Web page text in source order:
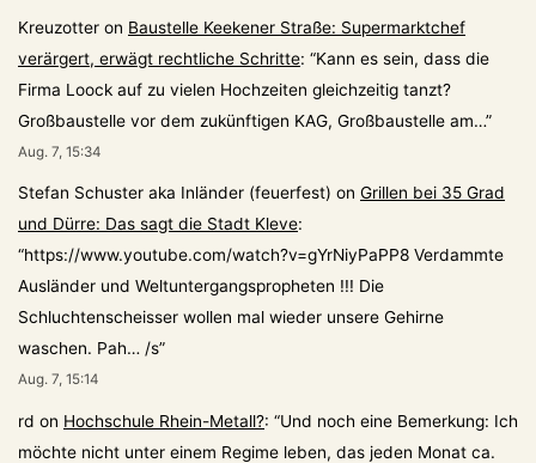
Kreuzotter on Baustelle Keekener Straße: Supermarktchef
verärgert, erwägt rechtliche Schritte: “Kann es sein, dass die
Firma Loock auf zu vielen Hochzeiten gleichzeitig tanzt?
Großbaustelle vor dem zukünftigen KAG, Großbaustelle am…”
Aug. 7, 15:34
Stefan Schuster aka Inländer (feuerfest) on Grillen bei 35 Grad
und Dürre: Das sagt die Stadt Kleve:
“https://www.youtube.com/watch?v=gYrNiyPaPP8 Verdammte
Ausländer und Weltuntergangspropheten !!! Die
Schluchtenscheisser wollen mal wieder unsere Gehirne
waschen. Pah… /s”
Aug. 7, 15:14
rd on Hochschule Rhein-Metall?: “Und noch eine Bemerkung: Ich
möchte nicht unter einem Regime leben, das jeden Monat ca.